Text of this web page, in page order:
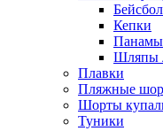
Кепки
Панамы
Шляпы
Плавки
Пляжные
Шорты
Туники